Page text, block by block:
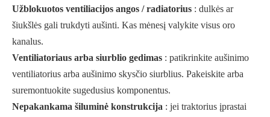
Užblokuotos ventiliacijos angos / radiatorius : dulkės ar
šiukšlės gali trukdyti aušinti. Kas mėnesį valykite visus oro
kanalus.
Ventiliatoriaus arba siurblio gedimas : patikrinkite aušinimo
ventiliatorius arba aušinimo skysčio siurblius. Pakeiskite arba
suremontuokite sugedusius komponentus.
Nepakankama šiluminė konstrukcija : jei traktorius įprastai